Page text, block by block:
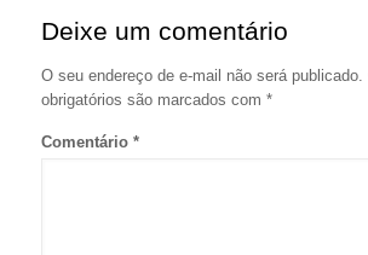
Deixe um comentário
O seu endereço de e-mail não será publicado.
obrigatórios são marcados com *
Comentário *